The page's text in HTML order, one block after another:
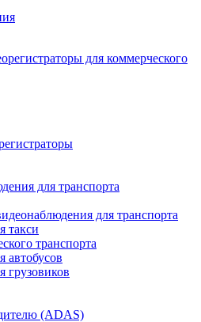
для коммерческого
для транспорта
для транспорта
такси
транспорта
автобусов
грузовиков
(ADAS)